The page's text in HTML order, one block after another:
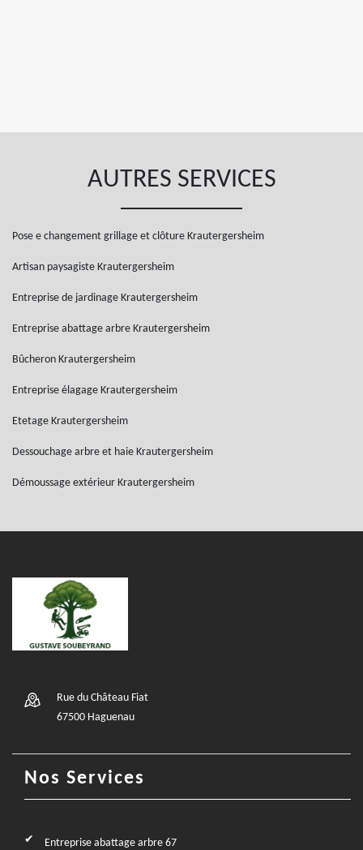
AUTRES SERVICES
Pose e changement grillage et clôture Krautergersheim
Artisan paysagiste Krautergersheim
Entreprise de jardinage Krautergersheim
Entreprise abattage arbre Krautergersheim
Bûcheron Krautergersheim
Entreprise élagage Krautergersheim
Etetage Krautergersheim
Dessouchage arbre et haie Krautergersheim
Démoussage extérieur Krautergersheim
Rue du Château Fiat
67500 Haguenau
Nos Services
Entreprise abattage arbre 67